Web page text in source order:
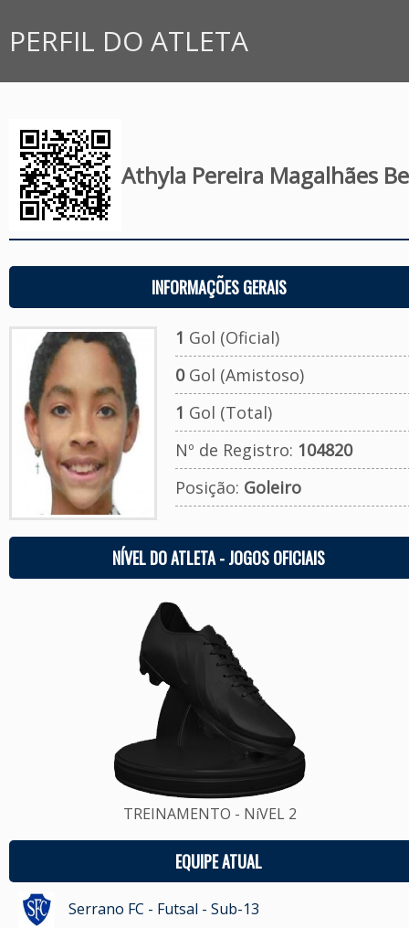
PERFIL DO ATLETA
Athyla Pereira Magalhães
INFORMAÇÕES GERAIS
1 Gol (Oficial)
0Gol (Amistoso)
1 Gol (Total)
Nº de Registro: 104820
Posição: Goleiro
NÍVEL DO ATLETA - JOGOS OFICIAIS
TREINAMENTO - NíVEL 2
EQUIPE ATUAL
Serrano FC - Futsal - Sub-13